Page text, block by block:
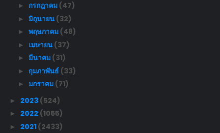
► กรกฎาคม (47)
► มิถุนายน (32)
► พฤษภาคม (48)
► เมษายน (37)
► มีนาคม (31)
► กุมภาพันธ์ (33)
► มกราคม (71)
► 2023 (524)
► 2022 (1055)
► 2021 (2433)